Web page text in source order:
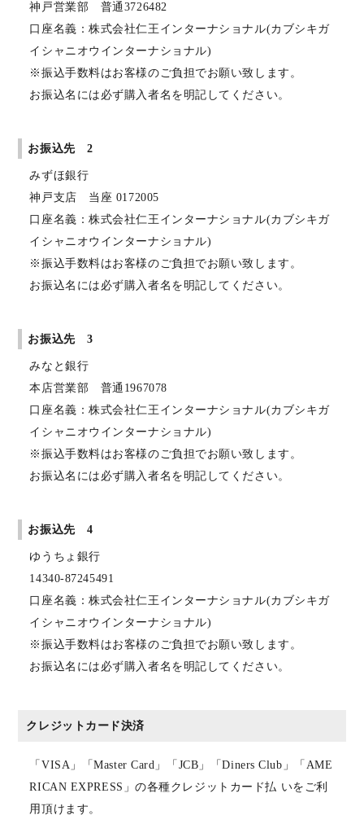
神戸営業部 普通3726482
口座名義：株式会社仁王インターナショナル(カブシキガ
イシャニオウインターナショナル)
※振込手数料はお客様のご負担でお願い致します。
お振込名には必ず購入者名を明記してください。
お振込先 2
みずほ銀行
神戸支店 当座 0172005
口座名義：株式会社仁王インターナショナル(カブシキガ
イシャニオウインターナショナル)
※振込手数料はお客様のご負担でお願い致します。
お振込名には必ず購入者名を明記してください。
お振込先 3
みなと銀行
本店営業部 普通1967078
口座名義：株式会社仁王インターナショナル(カブシキガ
イシャニオウインターナショナル)
※振込手数料はお客様のご負担でお願い致します。
お振込名には必ず購入者名を明記してください。
お振込先 4
ゆうちょ銀行
14340-87245491
口座名義：株式会社仁王インターナショナル(カブシキガ
イシャニオウインターナショナル)
※振込手数料はお客様のご負担でお願い致します。
お振込名には必ず購入者名を明記してください。
クレジットカード決済
「VISA」「Master Card」「JCB」「Diners Club」「AME
RICAN EXPRESS」の各種クレジットカード払 いをご利
用頂けます。